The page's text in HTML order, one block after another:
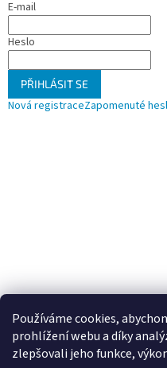
Používáme cookies,
prohlížení webu a díky
zlepšovali jeho funkce,
E-mail
Heslo
PŘIHLÁSIT SE
Nová registraceZapomenuté